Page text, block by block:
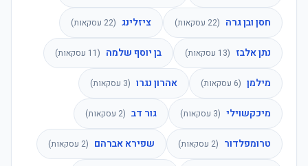
חסן ובן גרה (
22 עסקאות) ציזלינג (
22 עסקאות)
נתן אלבז (
13 עסקאות) בן יוסף שלמה (
11 עסקאות)
מילמן (
6 עסקאות) אהרון נגרו (
3 עסקאות)
מיכקשוילי (
3 עסקאות) גור דב (
2 עסקאות)
טרומפלדור (
2 עסקאות) שפירא אברהם (
2 עסקאות)